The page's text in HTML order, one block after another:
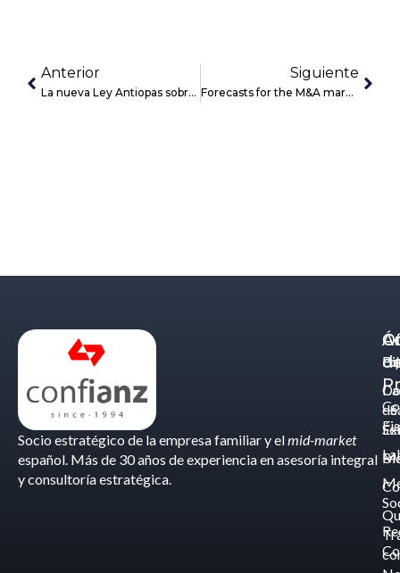
Anterior
La nueva Ley Antiopas sobre inversiones exteriores entrará en vigor el 1 de septiembre
Siguiente
Forecasts for the M&A market in the second half of 2023
Socio estratégico de la empresa familiar y elmid-market
español. Más de 30 años de experiencia en asesoría integral
y consultoría estratégica.
de
-